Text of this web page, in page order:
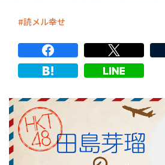
読メル幸せ